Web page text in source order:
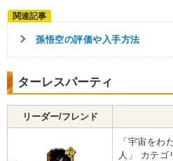
孫悟空の評価や入手方法
ターレスパーティ
リーダー/フレンド
「宇宙をわ
人」 カテゴ